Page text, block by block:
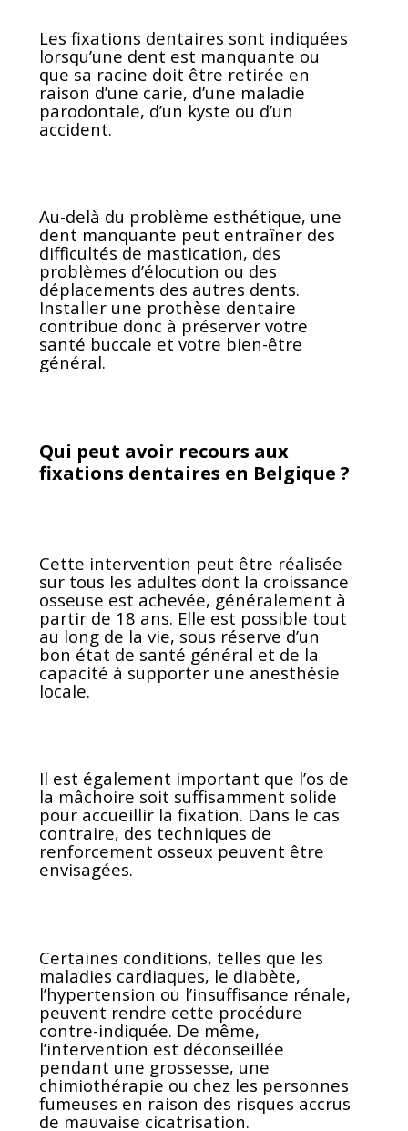
Les fixations dentaires sont indiquées
lorsqu’une dent est manquante ou
que sa racine doit être retirée en
raison d’une carie, d’une maladie
parodontale, d’un kyste ou d’un
accident.
Au-delà du problème esthétique, une
dent manquante peut entraîner des
difficultés de mastication, des
problèmes d’élocution ou des
déplacements des autres dents.
Installer une prothèse dentaire
contribue donc à préserver votre
santé buccale et votre bien-être
général.
Qui peut avoir recours aux
fixations dentaires en Belgique ?
Cette intervention peut être réalisée
sur tous les adultes dont la croissance
osseuse est achevée, généralement à
partir de 18 ans. Elle est possible tout
au long de la vie, sous réserve d’un
bon état de santé général et de la
capacité à supporter une anesthésie
locale.
Il est également important que l’os de
la mâchoire soit suffisamment solide
pour accueillir la fixation. Dans le cas
contraire, des techniques de
renforcement osseux peuvent être
envisagées.
Certaines conditions, telles que les
maladies cardiaques, le diabète,
l’hypertension ou l’insuffisance rénale,
peuvent rendre cette procédure
contre-indiquée. De même,
l’intervention est déconseillée
pendant une grossesse, une
chimiothérapie ou chez les personnes
fumeuses en raison des risques accrus
de mauvaise cicatrisation.